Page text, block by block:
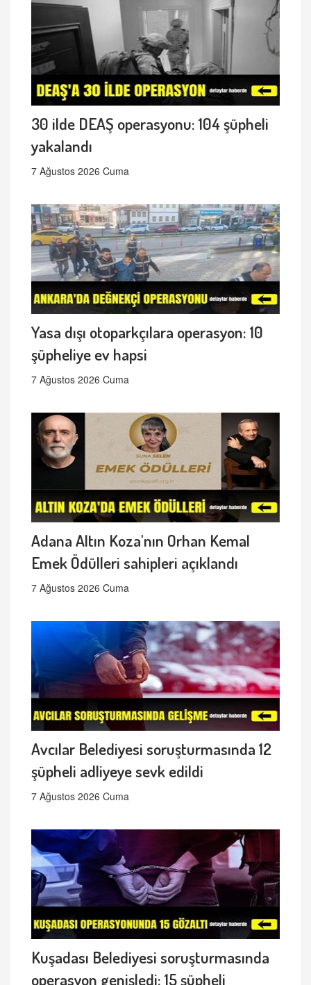
30 ilde DEAŞ operasyonu: 104 şüpheli
yakalandı
7 Ağustos 2026 Cuma
Yasa dışı otoparkçılara operasyon: 10
şüpheliye ev hapsi
7 Ağustos 2026 Cuma
Adana Altın Koza'nın Orhan Kemal
Emek Ödülleri sahipleri açıklandı
7 Ağustos 2026 Cuma
Avcılar Belediyesi soruşturmasında 12
şüpheli adliyeye sevk edildi
7 Ağustos 2026 Cuma
Kuşadası Belediyesi soruşturmasında
operasyon genişledi: 15 şüpheli